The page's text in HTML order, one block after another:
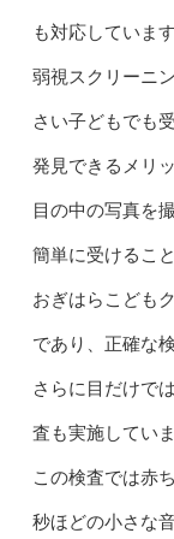
も対応しています
弱視スクリーニ
さい子どもでも
発見できるメリ
目の中の写真を
簡単に受けるこ
おぎはらこども
であり、正確な
さらに目だけで
査も実施していま
この検査では赤
秒ほどの小さな